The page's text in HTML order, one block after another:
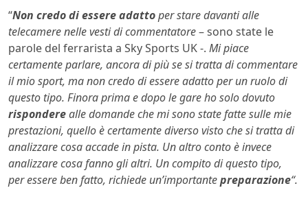
“Non credo di essere adattoper stare davanti alle
telecamere nelle vesti di commentatore– sono state le
parole del ferrarista a Sky Sports UK -. Mi piace
certamente parlare, ancora di più se si tratta di commentare
il mio sport, ma non credo di essere adatto per un ruolo di
questo tipo. Finora prima e dopo le gare ho solo dovuto
risponderealle domande che mi sono state fatte sulle mie
prestazioni, quello è certamente diverso visto che si tratta di
analizzare cosa accade in pista. Un altro conto è invece
analizzare cosa fanno gli altri. Un compito di questo tipo,
per essere ben fatto, richiede un’importantepreparazione“.